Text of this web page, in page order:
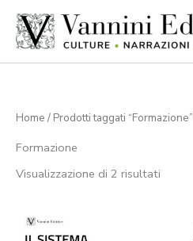
contenuto
Home / Prodotti taggati “Formazione”
Formazione
Visualizzazione di 2 risultati